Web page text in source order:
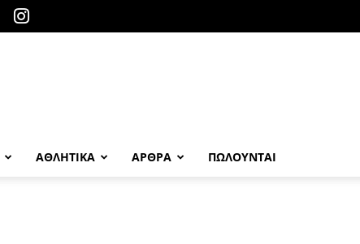
ΑΘΛΗΤΙΚΑ ΑΡΘΡΑ ΠΩΛΟΎΝΤΑΙ